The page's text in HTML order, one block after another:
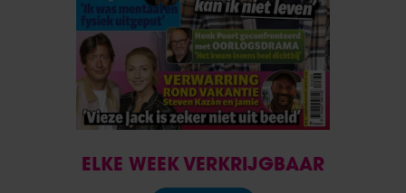
ELKE WEEK VERKRIJGBAAR